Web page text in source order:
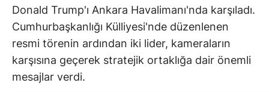
Donald Trump'ı Ankara Havalimanı'nda karşıladı.
Cumhurbaşkanlığı Külliyesi'nde düzenlenen
resmi törenin ardından iki lider, kameraların
karşısına geçerek stratejik ortaklığa dair önemli
mesajlar verdi.